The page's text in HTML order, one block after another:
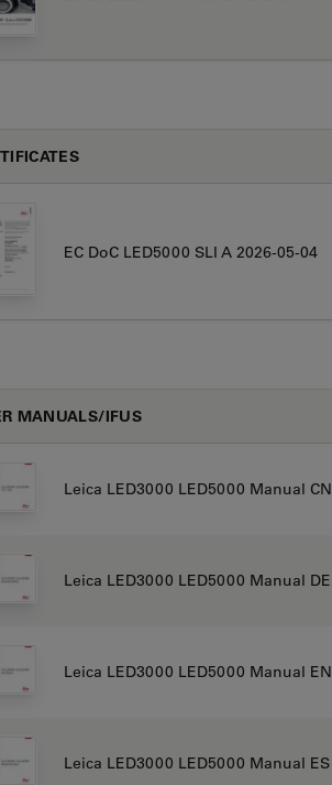
EC DoC LED5000 SLI A 2026-05-04
MANUALS/IFUS
Leica LED3000 LED5000 Manual CN
Leica LED3000 LED5000 Manual DE
Leica LED3000 LED5000 Manual EN
Leica LED3000 LED5000 Manual ES